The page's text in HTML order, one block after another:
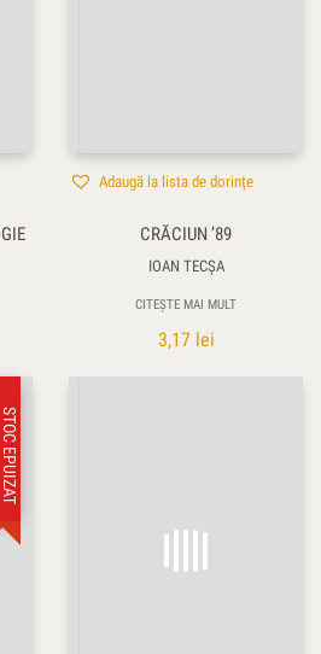
Adaugă la lista de dorințe
CRĂCIUN ’89
IOAN TECŞA
CITEȘTE MAI MULT
3,17 lei
STOC EPUIZAT